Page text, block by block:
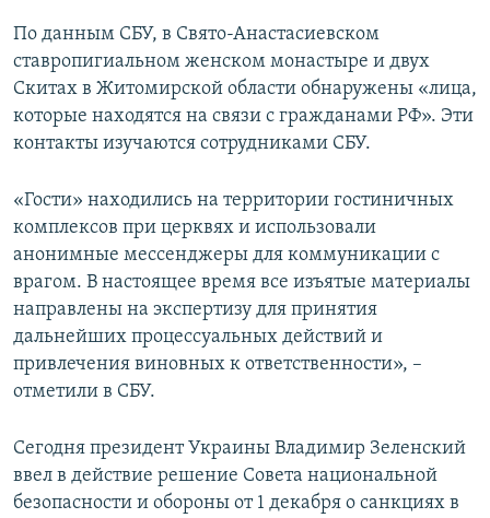
По данным СБУ, в Свято-Анастасиевском
ставропигиальном женском монастыре и двух
Скитах в Житомирской области обнаружены «лица,
которые находятся на связи с гражданами РФ». Эти
контакты изучаются сотрудниками СБУ.
«Гости» находились на территории гостиничных
комплексов при церквях и использовали
анонимные мессенджеры для коммуникации с
врагом. В настоящее время все изъятые материалы
направлены на экспертизу для принятия
дальнейших процессуальных действий и
привлечения виновных к ответственности», –
отметили в СБУ.
Сегодня президент Украины Владимир Зеленский
ввел в действие решение Совета национальной
безопасности и обороны от 1 декабря о санкциях в